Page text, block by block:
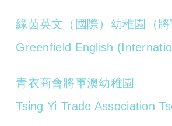
綠茵英文（國際）幼稚園（將
Greenfield English
青衣商會將軍澳幼稚園
Tsing Yi Trade Association